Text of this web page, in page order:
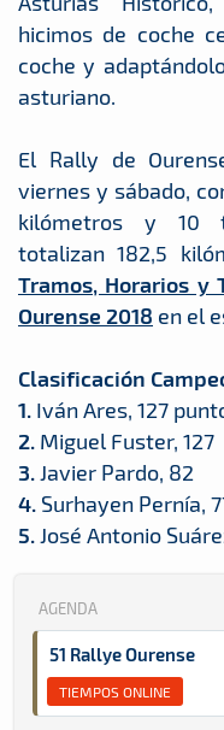
hicimos de coche
coche y
asturiano.
El Rally de
viernes y sábado,
kilómetros y 10
totalizan 182,5
Tramos, Horarios y
Ourense 2018 en el
Clasificación
1. Iván Ares, 127
2. Miguel Fuster, 127
3.Javier Pardo, 82
4. Surhayen Pernía,
5.José Antonio
AGENDA
51 Rallye Ourense
TIEMPOS ONLINE